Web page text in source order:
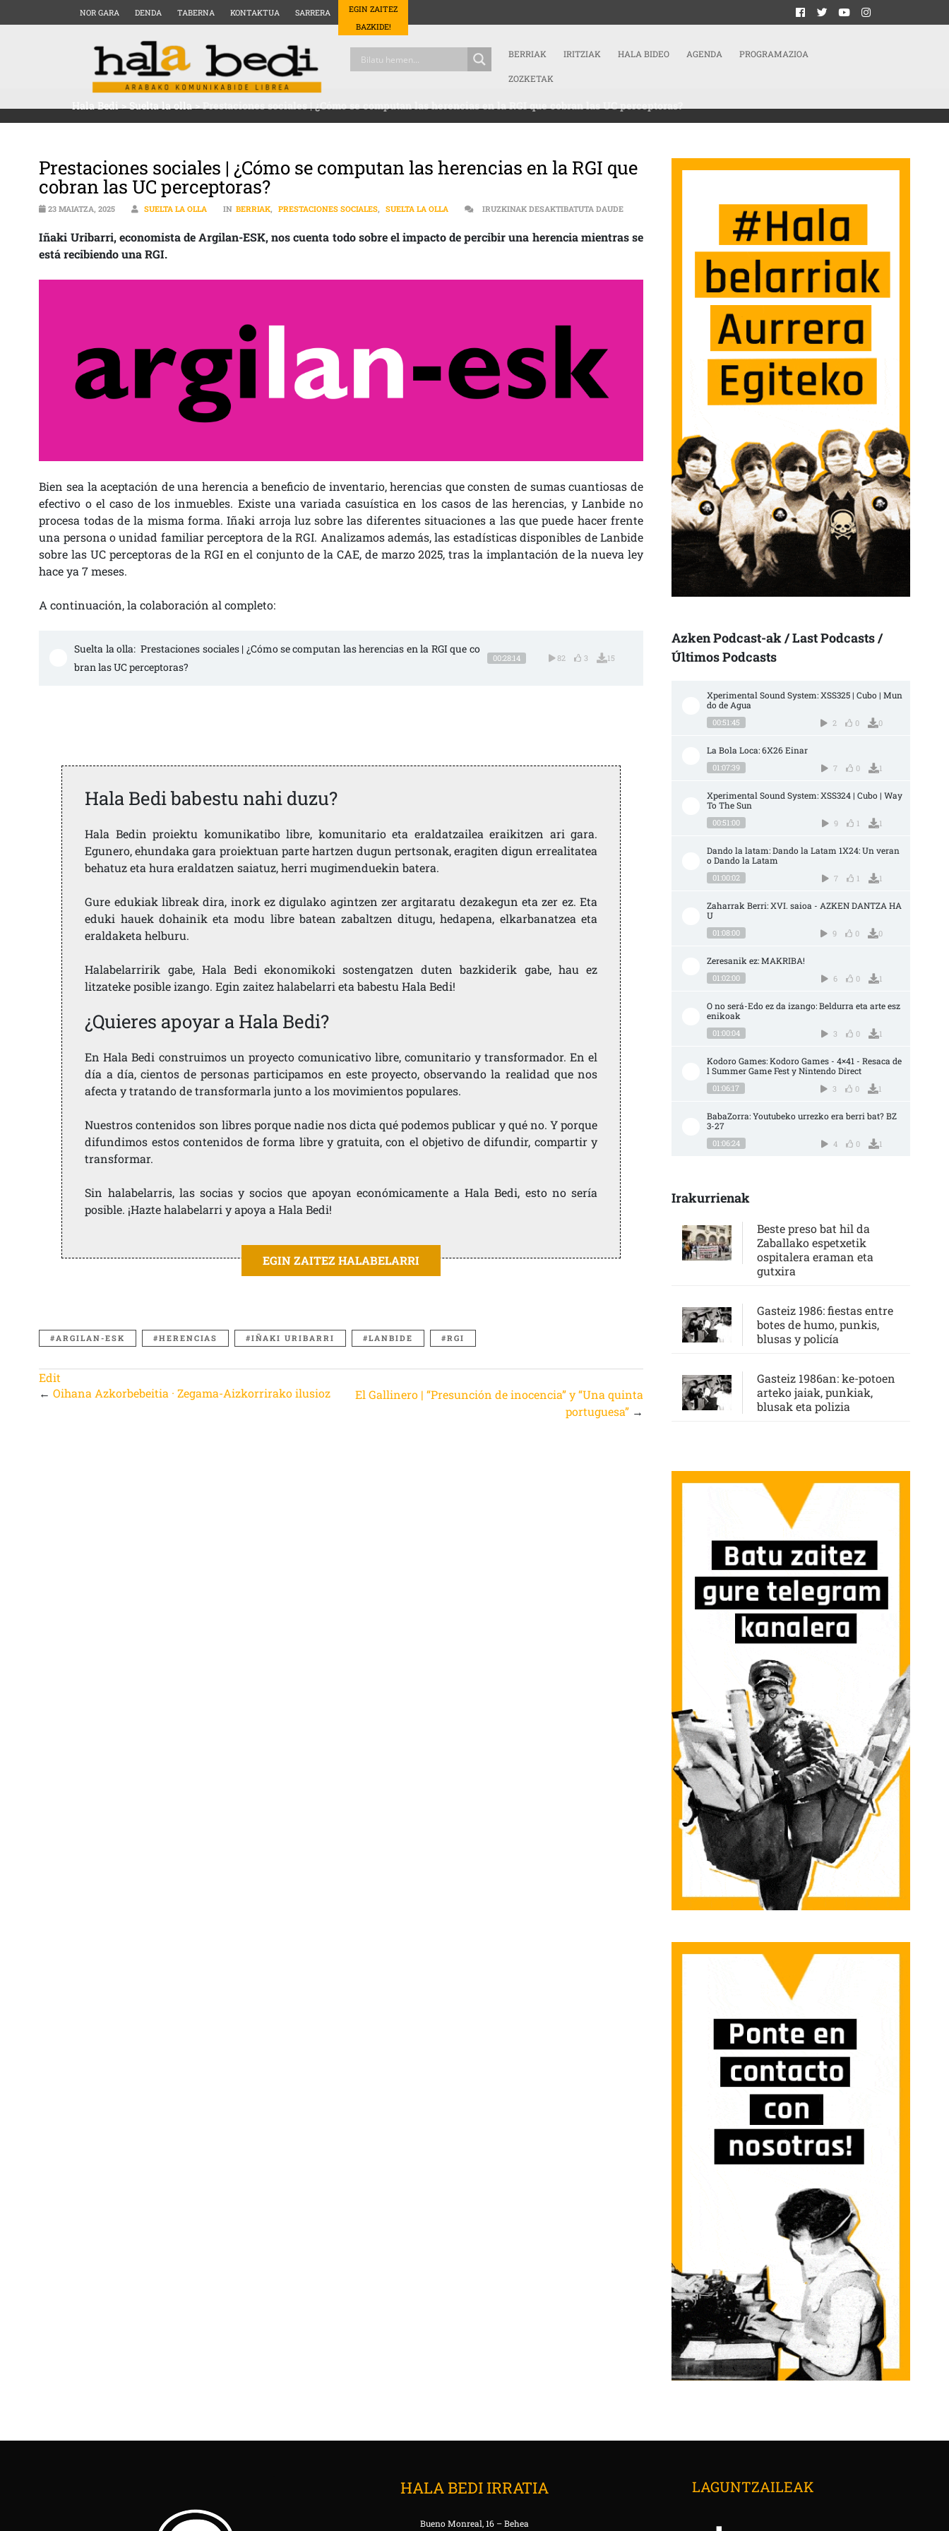
NOR GARA DENDA TABERNA KONTAKTUA SARRERA
EGIN ZAITEZ
BAZKIDE!
BERRIAK IRITZIAK HALA BIDEO AGENDA PROGRAMAZIOA
ZOZKETAK
Hala Bedi>Suelta la olla>Prestaciones sociales | ¿Cómo se computan las herencias en la RGI que cobran las UC perceptoras?
Prestaciones sociales | ¿Cómo se computan las herencias en la RGI que
cobran las UC perceptoras?
23 MAIATZA, 2025 SUELTA LA OLLA IN BERRIAK, PRESTACIONES SOCIALES, SUELTA LA OLLA IRUZKINAK DESAKTIBATUTA DAUDEPRESTACIONES SOCIALES | ¿CÓMO SE COMPUTAN LAS HERENCIAS EN LA RGI QUE
Iñaki Uribarri, economista de Argilan-ESK, nos cuenta todo sobre el impacto de percibir una herencia mientras se
está recibiendo una RGI.
Bien sea la aceptación de una herencia a beneficio de inventario, herencias que consten de sumas cuantiosas de
efectivo o el caso de los inmuebles. Existe una variada casuística en los casos de las herencias, y Lanbide no
procesa todas de la misma forma. Iñaki arroja luz sobre las diferentes situaciones a las que puede hacer frente
una persona o unidad familiar perceptora de la RGI. Analizamos además, las estadísticas disponibles de Lanbide
sobre las UC perceptoras de la RGI en el conjunto de la CAE, de marzo 2025, tras la implantación de la nueva ley
hace ya 7 meses.
A continuación, la colaboración al completo:
Suelta la olla:  Prestaciones sociales | ¿Cómo se computan las herencias en la RGI que co
bran las UC perceptoras?
00:28:14 82 3 15
Hala Bedi babestu nahi duzu?
Hala Bedin proiektu komunikatibo libre, komunitario eta eraldatzailea eraikitzen ari gara.
Egunero, ehundaka gara proiektuan parte hartzen dugun pertsonak, eragiten digun errealitatea
behatuz eta hura eraldatzen saiatuz, herri mugimenduekin batera.
Gure edukiak libreak dira, inork ez digulako agintzen zer argitaratu dezakegun eta zer ez. Eta
eduki hauek dohainik eta modu libre batean zabaltzen ditugu, hedapena, elkarbanatzea eta
eraldaketa helburu.
Halabelarririk gabe, Hala Bedi ekonomikoki sostengatzen duten bazkiderik gabe, hau ez
litzateke posible izango. Egin zaitez halabelarri eta babestu Hala Bedi!
¿Quieres apoyar a Hala Bedi?
En Hala Bedi construimos un proyecto comunicativo libre, comunitario y transformador. En el
día a día, cientos de personas participamos en este proyecto, observando la realidad que nos
afecta y tratando de transformarla junto a los movimientos populares.
Nuestros contenidos son libres porque nadie nos dicta qué podemos publicar y qué no. Y porque
difundimos estos contenidos de forma libre y gratuita, con el objetivo de difundir, compartir y
transformar.
Sin halabelarris, las socias y socios que apoyan económicamente a Hala Bedi, esto no sería
posible. ¡Hazte halabelarri y apoya a Hala Bedi!
EGIN ZAITEZ HALABELARRI
ARGILAN-ESK HERENCIAS IÑAKI URIBARRI LANBIDE RGI
Edit
←Oihana Azkorbebeitia · Zegama-Aizkorrirako ilusioz
El Gallinero | “Presunción de inocencia” y “Una quinta
portuguesa”→
Azken Podcast-ak / Last Podcasts /
Últimos Podcasts
Xperimental Sound System: XSS325 | Cubo | Mun
do de Agua
00:51:45 2 0 0
La Bola Loca: 6X26 Einar
01:07:39 7 0 1
Xperimental Sound System: XSS324 | Cubo | Way
To The Sun
00:51:00 9 1 1
Dando la latam: Dando la Latam 1X24: Un veran
o Dando la Latam
01:00:02 7 1 1
Zaharrak Berri: XVI. saioa - AZKEN DANTZA HA
U
01:08:00 9 0 0
Zeresanik ez: MAKRIBA!
01:02:00 6 0 1
O no será-Edo ez da izango: Beldurra eta arte esz
enikoak
01:00:04 3 0 1
Kodoro Games: Kodoro Games - 4×41 - Resaca de
l Summer Game Fest y Nintendo Direct
01:06:17 3 0 1
BabaZorra: Youtubeko urrezko era berri bat? BZ
3-27
01:06:24 4 0 1
Irakurrienak
Beste preso bat hil da
Zaballako espetxetik
ospitalera eraman eta
gutxira
Gasteiz 1986: fiestas entre
botes de humo, punkis,
blusas y policía
Gasteiz 1986an: ke-potoen
arteko jaiak, punkiak,
blusak eta polizia
HALA BEDI IRRATIA
Bueno Monreal, 16 – Behea
LAGUNTZAILEAK